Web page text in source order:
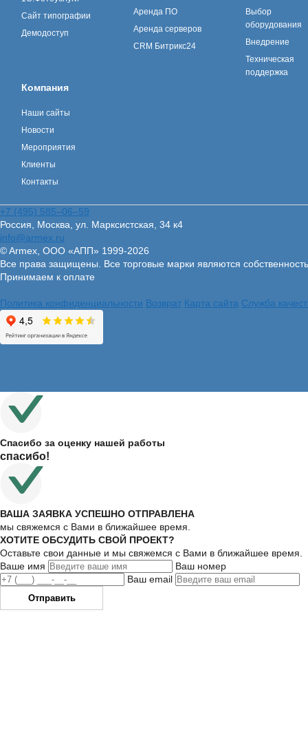
Сайт типографии
Демодоступ
Аренда ПО
Аренда серверов
CRM Битрикс24
Выбор
оборудования
Внедрение
Техническая
поддержка
Компания
Наши сайты
Новости
Мероприятия
Клиенты
Контакты
+7 (495) 585–06–59
Россия, Москва, ул. Марксистская, 34 к4
info@armex.ru
© Armex, ООО «АПП» 1999-2026
Все права защищены. Все торговые марки являются
Принимаем к оплате
Политика конфиденциальности Возврат Карта сайта Служба
Спасибо за оценку нашей работы
спасибо!
ВАША ЗАЯВКА УСПЕШНО ОТПРАВЛЕНА
мы свяжемся с Вами в ближайшее время.
ХОТИТЕ ОБСУДИТЬ СВОЙ ПРОЕКТ?
Оставьте свои данные и мы свяжемся с Вами в ближайшее время.
Ваше имя
Ваш номер
Ваш email
Отправить